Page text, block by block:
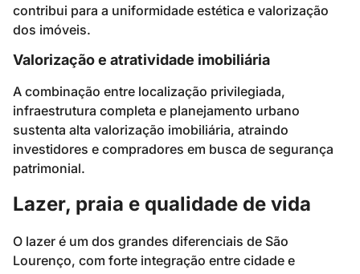
contribui para a uniformidade estética e valorização
dos imóveis.
Valorização e atratividade imobiliária
A combinação entre localização privilegiada,
infraestrutura completa e planejamento urbano
sustenta alta valorização imobiliária, atraindo
investidores e compradores em busca de segurança
patrimonial.
Lazer, praia e qualidade de vida
O lazer é um dos grandes diferenciais de São
Lourenço, com forte integração entre cidade e